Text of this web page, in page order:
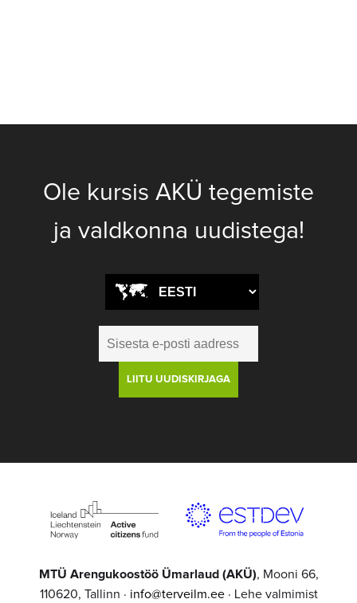
Ole kursis AKÜ tegemiste
ja valdkonna uudistega!
MTÜ Arengukoostöö Ümarlaud (AKÜ), Mooni 66,
110620, Tallinn · info@terveilm.ee· Lehe valmimist